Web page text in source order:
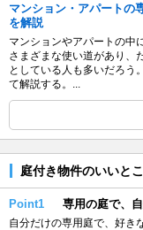
マンション・アパートの
を解説
マンションやアパートの中
さまざまな使い道があり、
としている人も多いだろう
て解説する。...
庭付き物件のいいとこ
Point1 専用の庭で、
自分だけの専用庭で、好き